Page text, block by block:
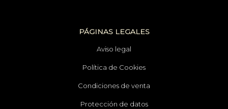
PÁGINAS LEGALES
Aviso legal
Política de Cookies
Condiciones de venta
Protección de datos